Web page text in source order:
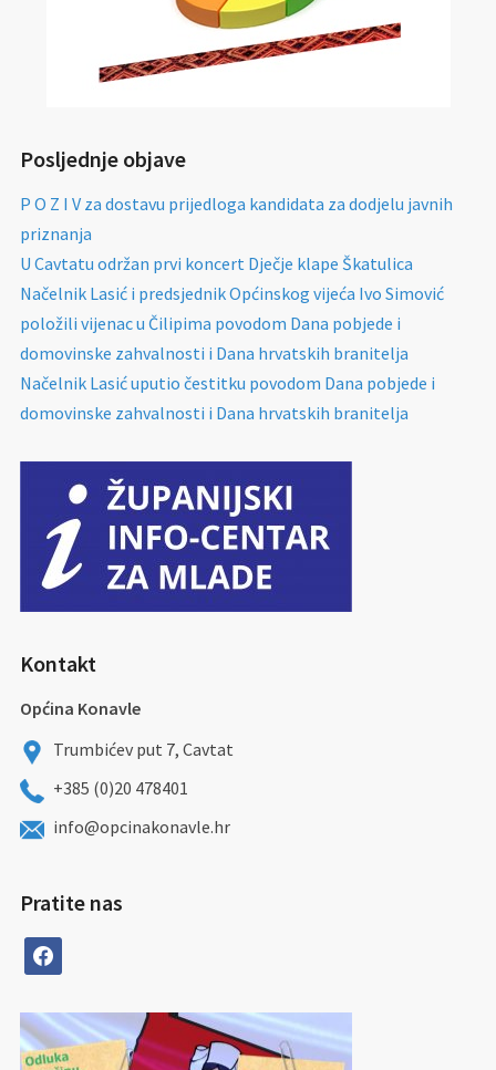
Posljednje objave
P O Z I V za dostavu prijedloga kandidata za dodjelu javnih
priznanja
U Cavtatu održan prvi koncert Dječje klape Škatulica
Načelnik Lasić i predsjednik Općinskog vijeća Ivo Simović
položili vijenac u Čilipima povodom Dana pobjede i
domovinske zahvalnosti i Dana hrvatskih branitelja
Načelnik Lasić uputio čestitku povodom Dana pobjede i
domovinske zahvalnosti i Dana hrvatskih branitelja
Kontakt
Općina Konavle
Trumbićev put 7, Cavtat
+385 (0)20 478401
info@opcinakonavle.hr
Pratite nas
facebook